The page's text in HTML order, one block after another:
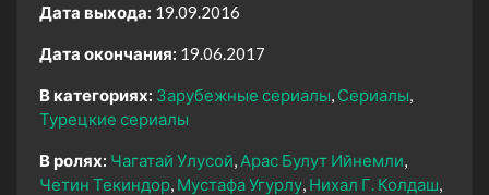
Дата выхода: 19.09.2016
Дата окончания: 19.06.2017
В категориях: Зарубежные сериалы Сериалы
Турецкие сериалы
В ролях: Чагатай Улусой Арас Булут Ийнемли
Четин Текиндор Мустафа Угурлу Нихал Г. Колдаш